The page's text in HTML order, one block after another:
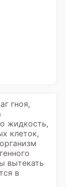
гноя,
жидкость,
клеток,
вытекать
в